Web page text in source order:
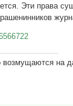
Эти права
возмущаются на